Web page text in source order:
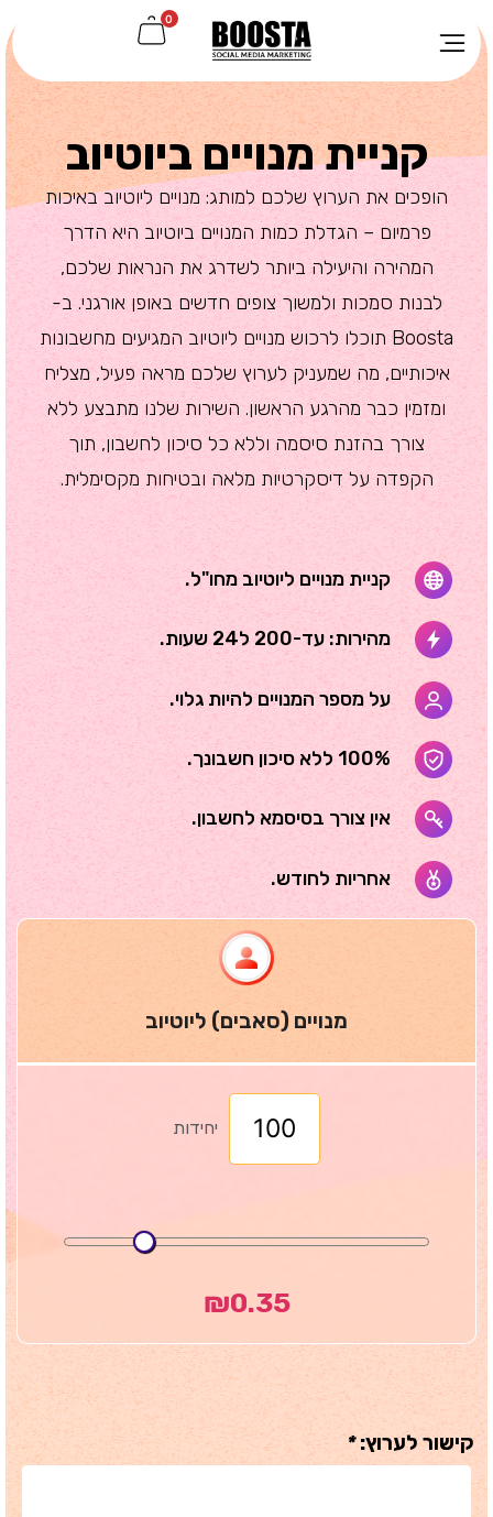
0
קניית מנויים ביוטיוב
הופכים את הערוץ שלכם למותג: מנויים ליוטיוב באיכות
פרמיום – הגדלת כמות המנויים ביוטיוב היא הדרך
המהירה והיעילה ביותר לשדרג את הנראות שלכם,
לבנות סמכות ולמשוך צופים חדשים באופן אורגני. ב-
Boosta תוכלו לרכוש מנויים ליוטיוב המגיעים מחשבונות
איכותיים, מה שמעניק לערוץ שלכם מראה פעיל, מצליח
ומזמין כבר מהרגע הראשון. השירות שלנו מתבצע ללא
צורך בהזנת סיסמה וללא כל סיכון לחשבון, תוך
הקפדה על דיסקרטיות מלאה ובטיחות מקסימלית.
קניית מנויים ליוטיוב מחו"ל.
מהירות: עד-200 ל24 שעות.
על מספר המנויים להיות גלוי.
100% ללא סיכון חשבונך.
אין צורך בסיסמא לחשבון.
אחריות לחודש.
מנויים (סאבים) ליוטיוב
יחידות
₪0.35
קישור לערוץ:*